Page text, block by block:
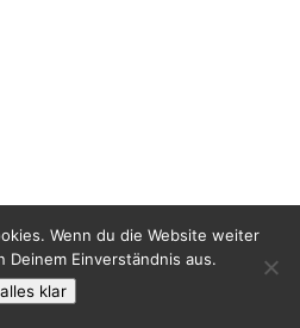
Wenn du die Website weiter
Einverständnis aus.
alles klar